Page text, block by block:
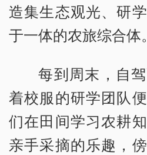
造集生态观光、研
于一体的农旅综合体。
每到周末，自
着校服的研学团队
们在田间学习农耕
亲手采摘的乐趣，